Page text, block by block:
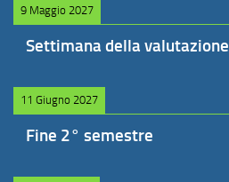
9 Maggio 2027
Settimana della valutazione
11 Giugno 2027
Fine 2° semestre